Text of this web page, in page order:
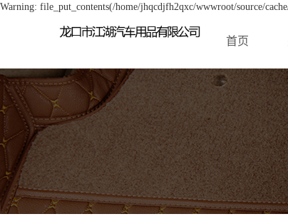
Warning: file_put_contents(/home/jhqcdjfh2qxc/wwwroot/source/
首页